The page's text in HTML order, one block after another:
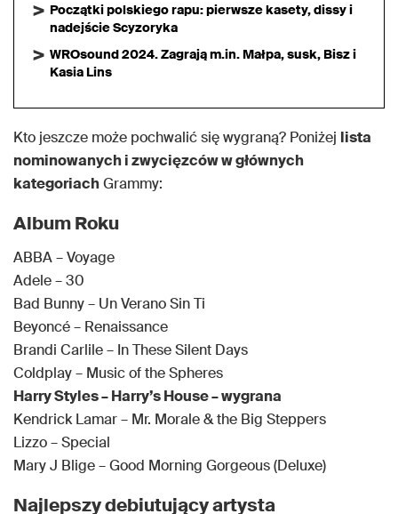
Początki polskiego rapu: pierwsze kasety, dissy i
nadejście Scyzoryka
WROsound 2024. Zagrają m.in. Małpa, susk, Bisz i
Kasia Lins
Kto jeszcze może pochwalić się wygraną? Poniżej lista
nominowanych i zwycięzców w głównych
kategoriachGrammy:
Album Roku
ABBA – Voyage
Adele – 30
Bad Bunny – Un Verano Sin Ti
Beyoncé – Renaissance
Brandi Carlile – In These Silent Days
Coldplay – Music of the Spheres
Harry Styles – Harry’s House – wygrana
Kendrick Lamar – Mr. Morale & the Big Steppers
Lizzo – Special
Mary J Blige – Good Morning Gorgeous (Deluxe)
Najlepszy debiutujący artysta